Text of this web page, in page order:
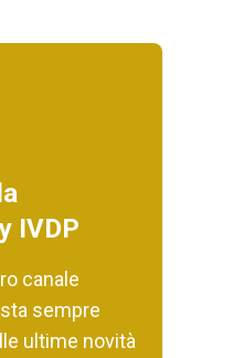
IVDP
canale
sempre
ultime novità